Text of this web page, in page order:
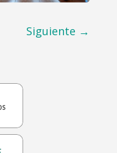
Siguiente →